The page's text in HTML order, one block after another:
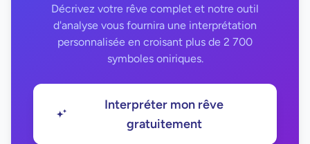
Décrivez votre rêve complet et notre outil
d'analyse vous fournira une interprétation
personnalisée en croisant plus de 2 700
symboles oniriques.
Interpréter mon rêve
gratuitement